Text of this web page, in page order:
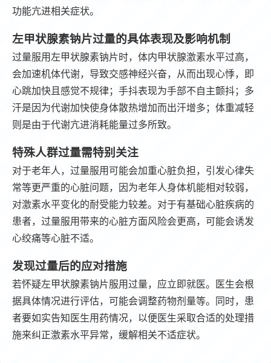
功能亢进相关症状。
左甲状腺素钠片过量的具体表现及影响机制
过量服用左甲状腺素钠片时，体内甲状腺激素水平过高，
会加速机体代谢，导致交感神经兴奋，从而出现心悸，即
心跳加快且感觉不规律；手抖表现为手部不自主颤抖；多
汗是因为代谢加快使身体散热增加而出汗增多；体重减轻
则是由于代谢亢进消耗能量过多所致。
特殊人群过量需特别关注
对于老年人，过量服用可能会加重心脏负担，引发心律失
常等更严重的心脏问题，因为老年人身体机能相对较弱，
对激素水平变化的耐受能力较差。对于有基础心脏疾病的
患者，过量服用带来的心脏方面风险会更高，可能会诱发
心绞痛等心脏不适。
发现过量后的应对措施
若怀疑左甲状腺素钠片服用过量，应立即就医。医生会根
据具体情况进行评估，可能会调整药物剂量等。同时，患
者要如实告知医生用药情况，以便医生采取合适的处理措
施来纠正激素水平异常，缓解相关不适症状。